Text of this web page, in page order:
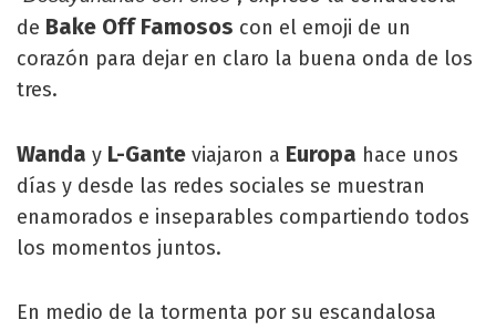
de Bake Off Famosos con el emoji de un
corazón para dejar en claro la buena onda de los
tres.
Wanda y L-Gante viajaron a Europa hace unos
días y desde las redes sociales se muestran
enamorados e inseparables compartiendo todos
los momentos juntos.
En medio de la tormenta por su escandalosa